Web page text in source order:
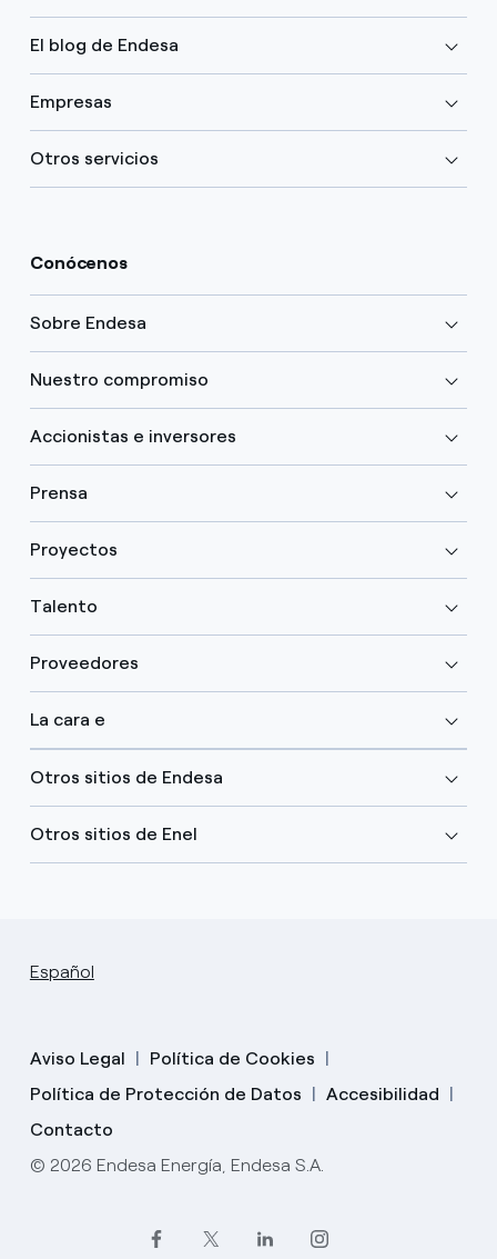
El blog de Endesa
Empresas
Otros servicios
Conócenos
Sobre Endesa
Nuestro compromiso
Accionistas e inversores
Prensa
Proyectos
Talento
Proveedores
La cara e
Otros sitios de Endesa
Otros sitios de Enel
Español
Aviso Legal
Política de Cookies
Política de Protección de Datos
Accesibilidad
Contacto
© 2026 Endesa Energía, Endesa S.A.